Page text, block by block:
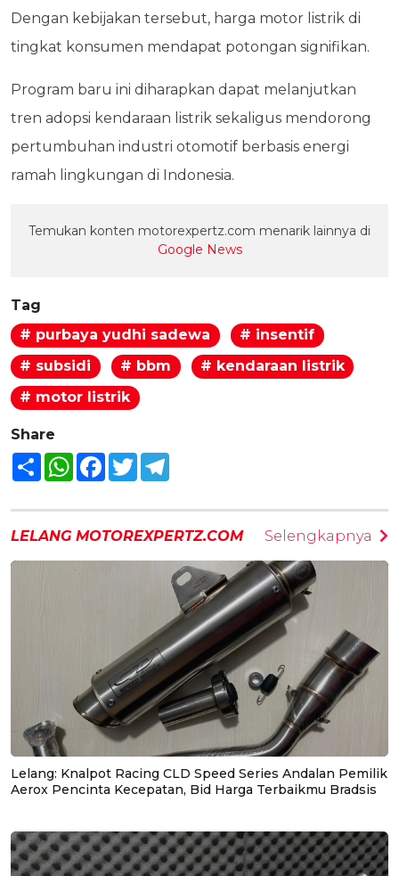
Dengan kebijakan tersebut, harga motor listrik di
tingkat konsumen mendapat potongan signifikan.
Program baru ini diharapkan dapat melanjutkan
tren adopsi kendaraan listrik sekaligus mendorong
pertumbuhan industri otomotif berbasis energi
ramah lingkungan di Indonesia.
Temukan konten motorexpertz.com menarik lainnya di
Google News
Tag
# purbaya yudhi sadewa
# insentif
# subsidi
# bbm
# kendaraan listrik
# motor listrik
Share
Share WhatsAppFacebook
Twitter
LELANG MOTOREXPERTZ.COM Selengkapnya
Lelang: Knalpot Racing CLD Speed Series Andalan Pemilik
Aerox Pencinta Kecepatan, Bid Harga Terbaikmu Bradsis